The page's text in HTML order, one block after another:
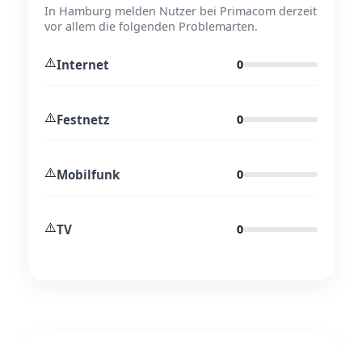
In Hamburg melden Nutzer bei Primacom derzeit
vor allem die folgenden Problemarten.
⚠️Internet 0
⚠️Festnetz 0
⚠️Mobilfunk 0
⚠️TV 0